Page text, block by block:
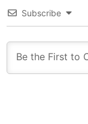
Subscribe